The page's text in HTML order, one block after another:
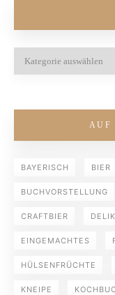
AUF
BAYERISCH BIER
BUCHVORSTELLUNG
CRAFTBIER
EINGEMACHTES
HÜLSENFRÜCHTE
KNEIPE